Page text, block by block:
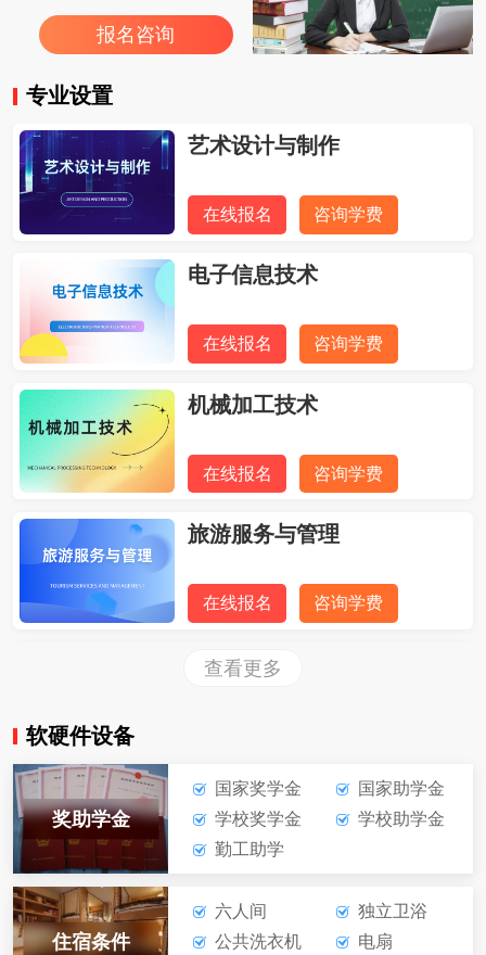
报名咨询
专业设置
艺术设计与制作
在线报名 咨询学费
电子信息技术
在线报名 咨询学费
机械加工技术
在线报名 咨询学费
旅游服务与管理
在线报名 咨询学费
航空服务
城市轨道交通运营服务
在线报名
工业机器人技术应用
查看更多
软硬件设备
奖助学金
国家奖学金
国家助学金
学校奖学金
学校助学金
勤工助学
住宿条件
六人间
独立卫浴
公共洗衣机
电扇